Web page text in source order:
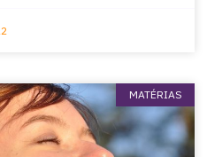
MATÉRIAS